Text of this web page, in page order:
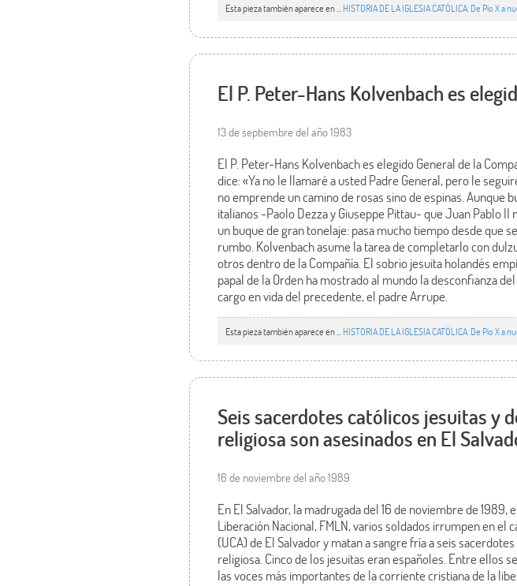
Esta pieza también aparece en ... HISTORIA DE LA IGLESIA CATÓLICA. De Pío X a
El P. Peter-Hans Kolvenbach es
13 de septiembre del año 1983
El P. Peter-Hans Kolvenbach es elegido General de la
dice: «Ya no le llamaré a usted Padre General, pero le
no emprende un camino de rosas sino de espinas. Aunque
italianos -Paolo Dezza y Giuseppe Pittau- que Juan Pablo
un buque de gran tonelaje: pasa mucho tiempo desde que
rumbo. Kolvenbach asume la tarea de completarlo con
otros dentro de la Compañía. El sobrio jesuita holandés
papal de la Orden ha mostrado al mundo la desconfianza
cargo en vida del precedente, el padre Arrupe.
Esta pieza también aparece en ...HISTORIA DE LA IGLESIA CATÓLICA. De Pío X a
Seis sacerdotes católicos jesuitas y
religiosa son asesinados en El
16 de noviembre del año 1989
En El Salvador, la madrugada del 16 de noviembre de
Liberación Nacional, FMLN, varios soldados irrumpen en el
(UCA) de El Salvador y matan a sangre fría a seis
religiosa. Cinco de los jesuitas eran españoles. Entre ellos
las voces más importantes de la corriente cristiana de la